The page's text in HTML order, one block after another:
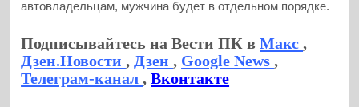
автовладельцам, мужчина будет в отдельном порядке.
Подписывайтесь на Вести ПК вМакс,
Дзен.Новости, Дзен, Google News,
Телеграм-канал,Вконтакте